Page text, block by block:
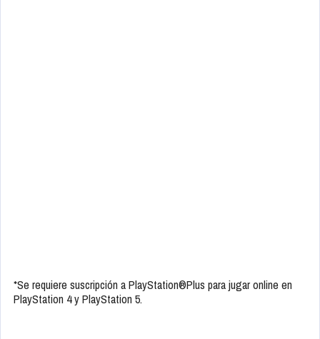
*Se requiere suscripción a PlayStation®Plus para jugar online en
PlayStation 4 y PlayStation 5.